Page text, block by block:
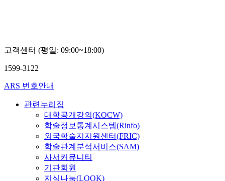
고객센터 (평일: 09:00~18:00)
1599-3122
ARS 번호안내
관련누리집
대학공개강의(KOCW)
학술정보통계시스템(Rinfo)
외국학술지지원센터(FRIC)
학술관계분석서비스(SAM)
사서커뮤니티
기관회원
지식나눔(LOOK)